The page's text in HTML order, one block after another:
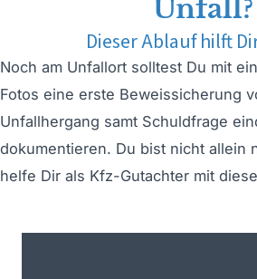
Unfall?
Dieser Ablauf hilft
Noch am Unfallort solltest Du mit
Fotos eine erste Beweissicherung
Unfallhergang samt Schuldfrage
dokumentieren. Du bist nicht allein
helfe Dir als Kfz-Gutachter mit